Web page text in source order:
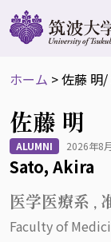
ホーム >佐藤 明/
佐藤 明
ALUMNI 2026年8
Sato, Akira
医学医療系 ,
Faculty of